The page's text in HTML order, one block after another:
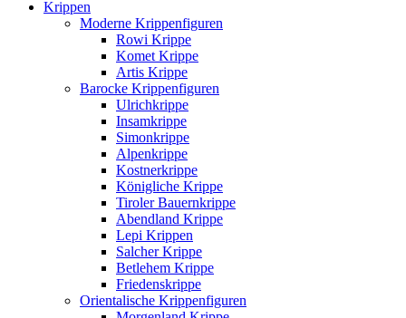
Krippen
Moderne Krippenfiguren
Rowi Krippe
Komet Krippe
Artis Krippe
Barocke Krippenfiguren
Ulrichkrippe
Insamkrippe
Simonkrippe
Alpenkrippe
Kostnerkrippe
Königliche Krippe
Tiroler Bauernkrippe
Abendland Krippe
Lepi Krippen
Salcher Krippe
Betlehem Krippe
Friedenskrippe
Orientalische Krippenfiguren